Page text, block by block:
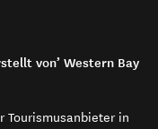
von’ Western Bay
Tourismusanbieter in